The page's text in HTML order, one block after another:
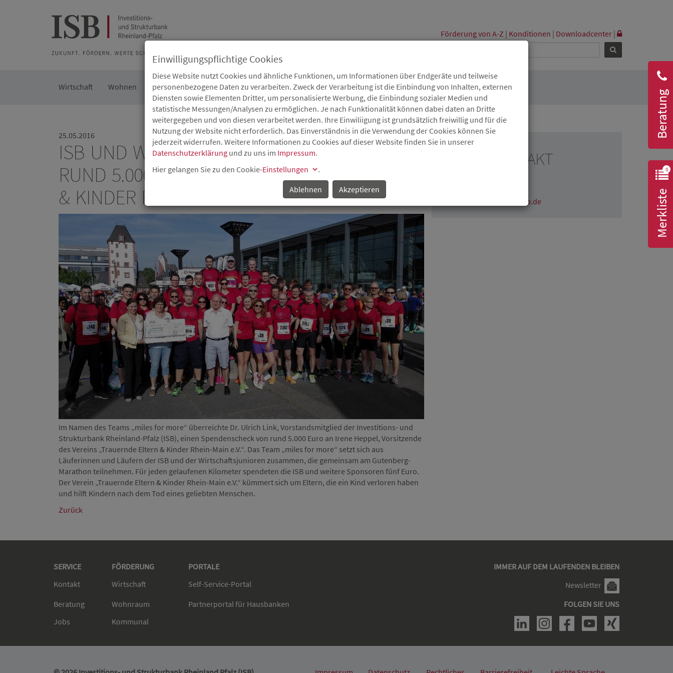
Förderung von A-Z | Konditionen | Downloadcenter |
Wirtschaft Wohnen Kommunal Die ISB Karriere Service Aktuelles
Beratung
0
Merkliste
25.05.2016
ISB UND WIRTSCHAFTSJUNIOREN ERLAUFEN
RUND 5.000 EURO FÜR TRAUERNDE ELTERN
& KINDER RHEIN-MAIN E.V.
Im Namen des Teams „miles for more“ überreichte Dr. Ulrich Link, Vorstandsmitglied der Investitions- und
Strukturbank Rheinland-Pfalz (ISB), einen Spendenscheck von rund 5.000 Euro an Irene Heppel, Vorsitzende
des Vereins „Trauernde Eltern & Kinder Rhein-Main e.V.“. Das Team „miles for more“ setzt sich aus
Läuferinnen und Läufern der ISB und der Wirtschaftsjunioren zusammen, die gemeinsam am Gutenberg-
Marathon teilnehmen. Für jeden gelaufenen Kilometer spendeten die ISB und weitere Sponsoren fünf Euro.
Der Verein „Trauernde Eltern & Kinder Rhein-Main e.V.“ kümmert sich um Eltern, die ein Kind verloren haben
und hilft Kindern nach dem Tod eines geliebten Menschen.
Zurück
PRESSEKONTAKT
katrin.kolibius@isb.rlp.de
SERVICE FÖRDERUNG PORTALE
IMMER AUF DEM LAUFENDEN BLEIBEN
Kontakt
Wirtschaft Self-Service-Portal
Newsletter
Beratung
Wohnraum Partnerportal für Hausbanken
FOLGEN SIE UNS
Jobs
Kommunal
Einwilligungspflichtige Cookies
Diese Website nutzt Cookies und ähnliche Funktionen, um Informationen über Endgeräte und teilweise
personenbezogene Daten zu verarbeiten. Zweck der Verarbeitung ist die Einbindung von Inhalten, externen
Diensten sowie Elementen Dritter, um personalisierte Werbung, die Einbindung sozialer Medien und
statistische Messungen/Analysen zu ermöglichen. Je nach Funktionalität können dabei daten an Dritte
weitergegeben und von diesen verarbeitet werden. Ihre Einwiliigung ist grundsätzlich freiwillig und für die
Nutzung der Website nicht erforderlich. Das Einverständnis in die Verwendung der Cookies können Sie
jederzeit widerrufen. Weitere Informationen zu Cookies auf dieser Website finden Sie in unserer
Datenschutzerklärung und zu uns im Impressum.
Hier gelangen Sie zu den Cookie-Einstellungen
.
Ablehnen
Akzeptieren